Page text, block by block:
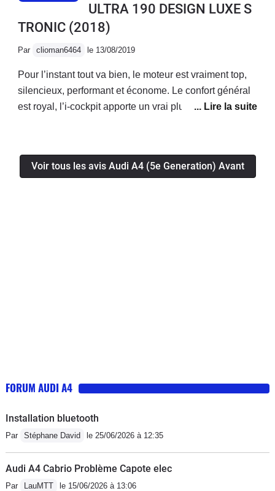
ULTRA 190 DESIGN LUXE S
TRONIC (2018)
Par clioman6464 le 13/08/2019
Pour l’instant tout va bien, le moteur est vraiment top,
silencieux, performant et économe. Le confort général
est royal, l’i-cockpit apporte un vrai plus! La voiture a
permet d’avoir une voiture bonne à tout faire!
Voir tous les avis Audi A4 (5e Generation) Avant
FORUM AUDI A4
Installation bluetooth
Par Stéphane David le 25/06/2026 à 12:35
Audi A4 Cabrio Problème Capote elec
Par LauMTT le 15/06/2026 à 13:06